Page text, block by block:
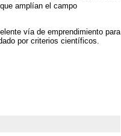
amplían el campo
vía de emprendimiento para
por criterios científicos.